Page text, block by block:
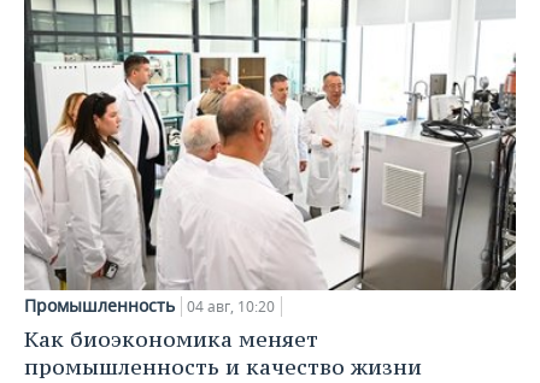
Промышленность 04 авг, 10:20
Как биоэкономика меняет
промышленность и качество жизни